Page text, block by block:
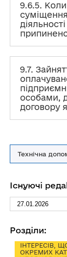
Технічна
Існуючі
Розділи:
Конфлікт
Преамбула та
1. ОСОБИ,
ЩОДО
КОНФЛІКТУ
2. КОНФЛІКТ
3.
КОНФЛІКТУ
ЩОДО
5. ЗОВНІШНЄ
ІНТЕРЕСІВ
ІНТЕРЕСІВ,
ОКРЕМИХ
9.6.5.
9.7.
особами,
договору